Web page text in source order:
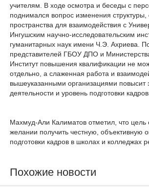
учителям. В ходе осмотра и беседы с
поднимался вопрос изменения структуры,
пространства для взаимодействия с
Ингушским научно-исследовательским
гуманитарных наук имени Ч.Э. Ахриева.
представителей ГБОУ ДПО и
Институт повышения квалификации не
отдельно, а слаженная работа и
вышеуказанными организациями повысит
деятельности и уровень подготовки кадров.
Махмуд-Али Калиматов отметил, что цель
желании получить честную, объективную
подготовки кадров в школах и колледжах
Похожие новости